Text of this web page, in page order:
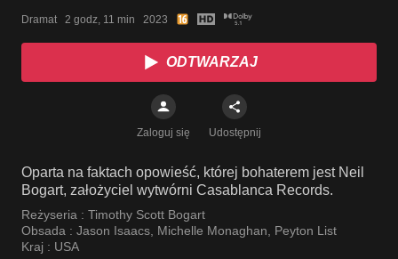
Dramat   2 godz, 11 min   2023
ODTWARZAJ
Zaloguj się Udostępnij
Oparta na faktach opowieść, której bohaterem jest Neil
Bogart, założyciel wytwórni Casablanca Records.
Reżyseria : Timothy Scott Bogart
Obsada : Jason Isaacs, Michelle Monaghan, Peyton List
Kraj : USA